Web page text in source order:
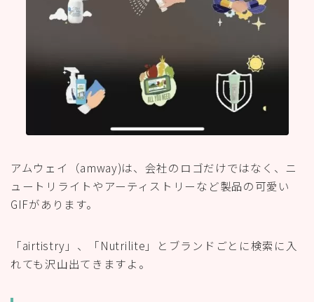
アムウェイ（amway)は、会社のロゴだけではなく、ニ
ュートリライトやアーティストリーなど製品の可愛い
GIFがあります。
「airtistry」、「Nutrilite」とブランドごとに検索に入
れても沢山出てきますよ。